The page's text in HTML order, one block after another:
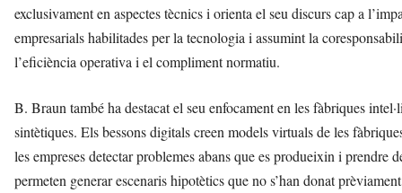
exclusivament en aspectes tècnics i orienta el seu discurs cap a
empresarials habilitades per la tecnologia i assumint la
l’eficiència operativa i el compliment normatiu.
B. Braun també ha destacat el seu enfocament en les fàbriques
sintètiques. Els bessons digitals creen models virtuals de les
les empreses detectar problemes abans que es produeixin i prendre
permeten generar escenaris hipotètics que no s’han donat